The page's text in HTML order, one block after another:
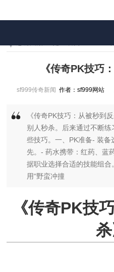
《传奇PK技巧
sf999传奇新闻 作者：sf999网站
《传奇PK技巧：从被秒到
别人秒杀。后来通过不断
些技巧。一、PK准备- 装
先。- 药水携带：红药、蓝
据职业选择合适的技能组合
用“野蛮冲撞
《传奇PK技
杀